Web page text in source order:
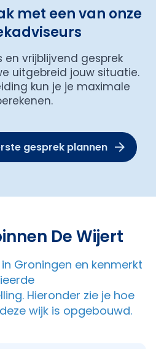
met een van onze
en vrijblijvend gesprek
uitgebreid jouw situatie.
kun je je maximale
gesprek plannen
De Wijert
Groningen en kenmerkt
Hieronder zie je hoe
wijk is opgebouwd.